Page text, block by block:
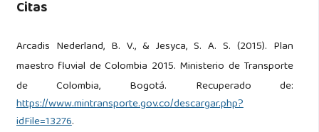
Citas
Arcadis Nederland, B. V., & Jesyca, S. A. S. (2015). Plan
maestro fluvial de Colombia 2015. Ministerio de Transporte
de Colombia, Bogotá. Recuperado de:
https://www.mintransporte.gov.co/descargar.php?
idFile=13276.